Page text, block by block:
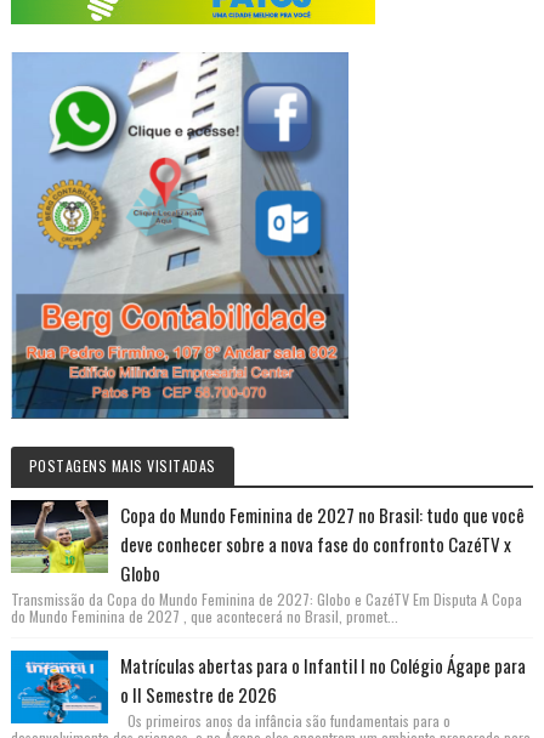
POSTAGENS MAIS VISITADAS
Copa do Mundo Feminina de 2027 no Brasil: tudo que você
deve conhecer sobre a nova fase do confronto CazéTV x
Globo
Transmissão da Copa do Mundo Feminina de 2027: Globo e CazéTV Em Disputa A Copa
do Mundo Feminina de 2027 , que acontecerá no Brasil, promet...
Matrículas abertas para o Infantil I no Colégio Ágape para
o II Semestre de 2026
Os primeiros anos da infância são fundamentais para o